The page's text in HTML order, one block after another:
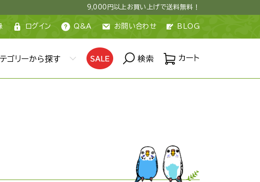
9,000円以上お買い上げで送料無料！
ログイン Q&A お問い合わせ BLOG
ゴリーから探す 検索 カート